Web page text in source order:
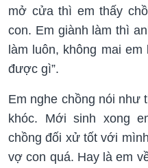
mở cửa thì em thấy
con. Em giành làm thì
làm luôn, không mai
được gì”.
Em nghe chồng nói như
khóc. Mới sinh xong
chồng đối xử tốt với
vợ con quá. Hay là em